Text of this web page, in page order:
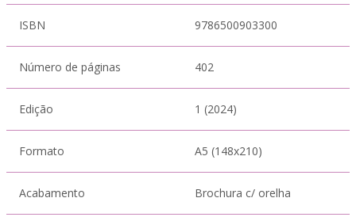
ISBN 9786500903300
Número de páginas 402
Edição 1 (2024)
Formato A5 (148x210)
Acabamento Brochura c/ orelha